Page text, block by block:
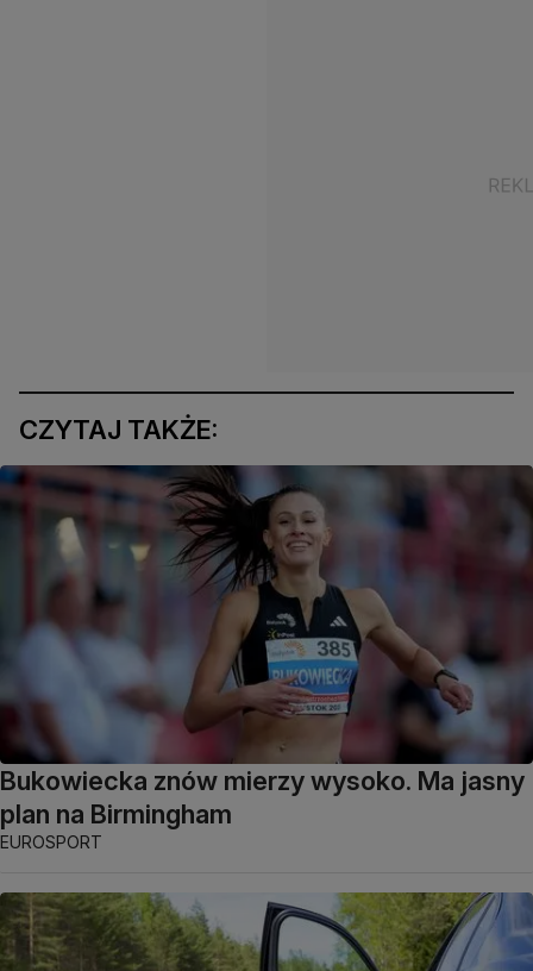
CZYTAJ TAKŻE:
Bukowiecka znów mierzy wysoko. Ma jasny
plan na Birmingham
EUROSPORT